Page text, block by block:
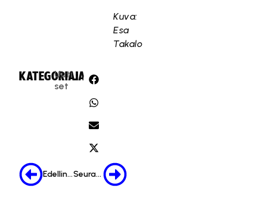
Kuva:
Esa
Takalo
KATEGORIA:
Uuti
set
JAA:
Edellinen Seuraava